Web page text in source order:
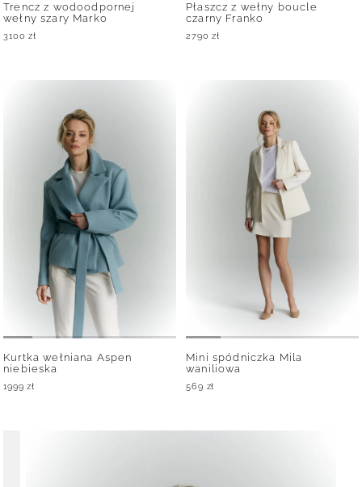
Trencz z wodoodpornej
wełny szary Marko
3100zł
Płaszcz z wełny boucle
czarny Franko
2790zł
Kurtka wełniana Aspen
niebieska
1999zł
Mini spódniczka Mila
waniliowa
569 zł